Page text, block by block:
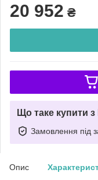
20 952 ₴
Що таке купити
Замовлення під
Опис